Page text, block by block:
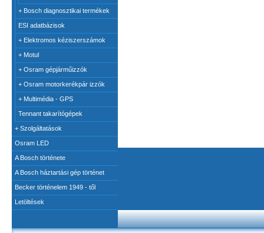
+ Bosch diagnosztikai termékek
ESI adatbázisok
+ Elektromos kéziszerszámok
+ Motul
+ Osram gépjárműizzók
+ Osram motorkerékpár izzók
+ Multimédia - GPS
Tennant takarítógépek
+ Szolgáltatások
Osram LED
A Bosch története
A Bosch háztartási gép történet
Becker történelem 1949 - től
Letöltések